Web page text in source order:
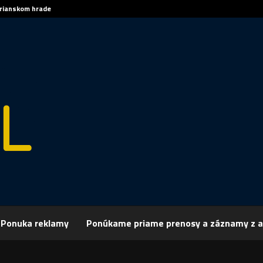
hrade
Ponuka reklamy Ponúkame priame prenosy a záznamy z
Archív Šport ŠPORT, FUTBAL – Starší žiaci FC Nitra